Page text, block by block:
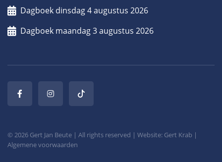
Dagboek dinsdag 4 augustus 2026
Dagboek maandag 3 augustus 2026
© 2026 Gert Jan Beute | All rights reserved | Website: Gert Krab |
Algemene voorwaarden